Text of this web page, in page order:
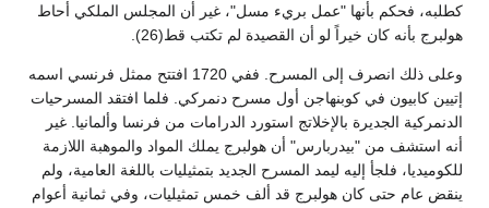
كطلبه، فحكم بأنها "عمل بريء مسل"، غير أن المجلس الملكي أحاط
هولبرج بأنه كان خيراً لو أن القصيدة لم تكتب قط(26).
وعلى ذلك انصرف إلى المسرح. ففي 1720 افتتح ممثل فرنسي اسمه
إتيين كابيون في كوبنهاجن أول مسرح دنمركي. فلما افتقد المسرحيات
الدنمركية الجديرة بالإخلاتج استورد الدرامات من فرنسا وألمانيا. غير
أنه استشف من "بيدربارس" أن هولبرج يملك المواد والموهبة اللازمة
للكوميديا، فلجأ إليه ليمد المسرح الجديد بتمثيليات باللغة العامية، ولم
ينقض عام حتى كان هولبرج قد ألف خمس تمثيليات، وفي ثمانية أعوام